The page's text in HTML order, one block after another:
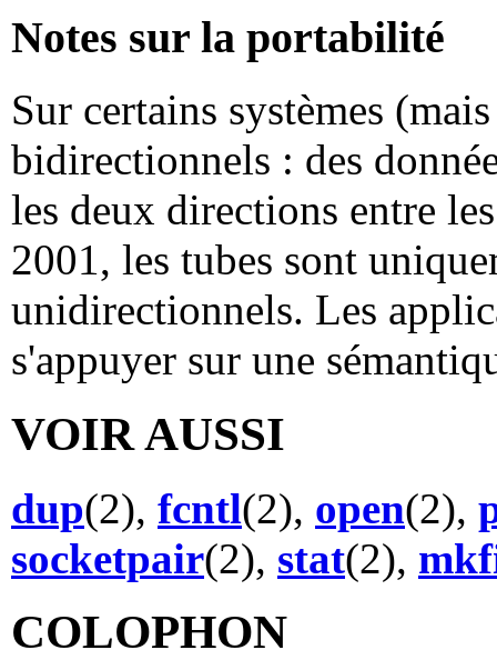
Notes sur la portabilité
Sur certains systèmes
bidirectionnels : des
les deux directions entre
2001, les tubes sont
unidirectionnels. Les
s'appuyer sur une
VOIR AUSSI
dup(2), fcntl(2), open(2),
socketpair(2), stat(2),
COLOPHON